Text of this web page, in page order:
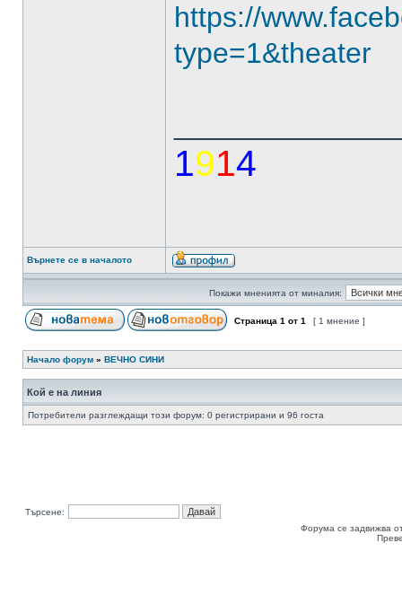
https://
type=1&theater
1914
Върнете се в началото
Покажи мненията от миналия:
Страница 1 от 1 [ 1 мнение ]
Начало форум » ВЕЧНО СИНИ
Кой е на линия
Потребители разглеждащи този форум: 0 регистрирани и 96 госта
Търсене:
Форума се задвижва